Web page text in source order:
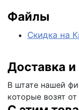
Цвет
Фактура
Кол-во поддонов
Кол-во в машине
Файлы
Скидка на
Доставка и
В штате нашей
которые возят